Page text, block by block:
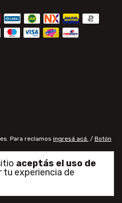
aceptás el uso de
tu experiencia de
Para reclamos ingresá acá. / Botón
- 2026. Todos los derechos